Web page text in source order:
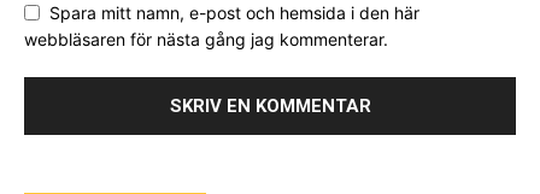
Spara mitt namn, e-post och hemsida i den här
webbläsaren för nästa gång jag kommenterar.